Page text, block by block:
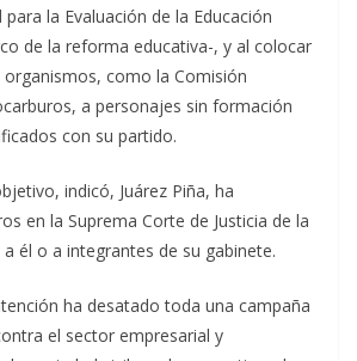
la Evaluación de la Educación
de la reforma educativa-, y al colocar
como la Comisión
a personajes sin formación
con su partido.
indicó, Juárez Piña, ha
en la Suprema Corte de Justicia de la
él o a integrantes de su gabinete.
ha desatado toda una campaña
el sector empresarial y